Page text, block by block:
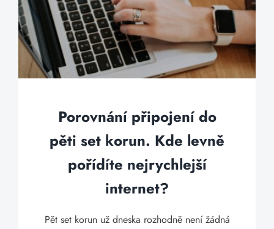
Porovnání připojení do
pěti set korun. Kde levně
pořídíte nejrychlejší
internet?
Pět set korun už dneska rozhodně není žádná